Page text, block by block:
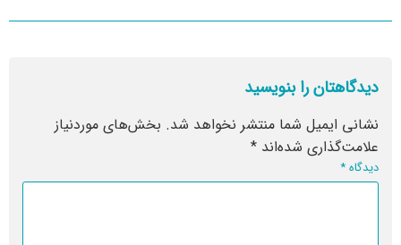
دیدگاهتان را بنویسید
نشانی ایمیل شما منتشر نخواهد شد. بخش‌های موردنیاز
علامت‌گذاری شده‌اند *
دیدگاه*